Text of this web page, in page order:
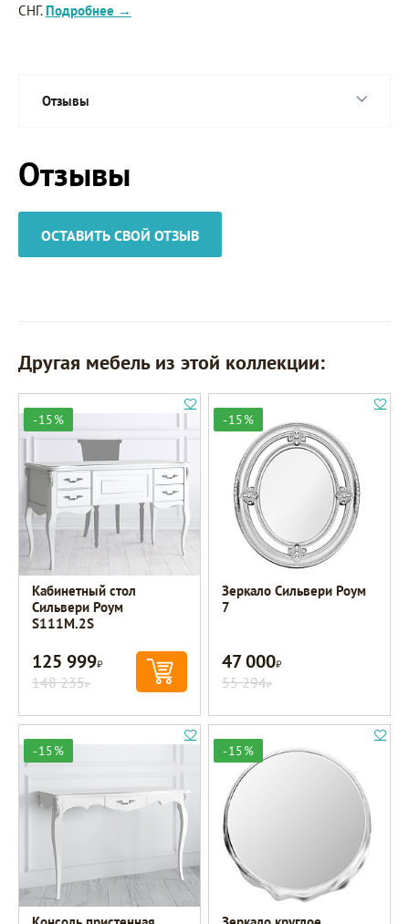
СНГ. Подробнее →
Отзывы
Отзывы
ОСТАВИТЬ СВОЙ ОТЗЫВ
Другая мебель из этой коллекции:
-15%
Кабинетный стол
Сильвери Роум
S111M.2S
125 999Р
148 235Р
-15%
Зеркало Сильвери Роум
7
47 000Р
55 294Р
-15% -15%